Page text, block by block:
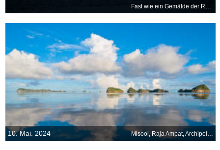
10. Mai. 2024 Misool, Raja Ampat, Archipel, Indonesien